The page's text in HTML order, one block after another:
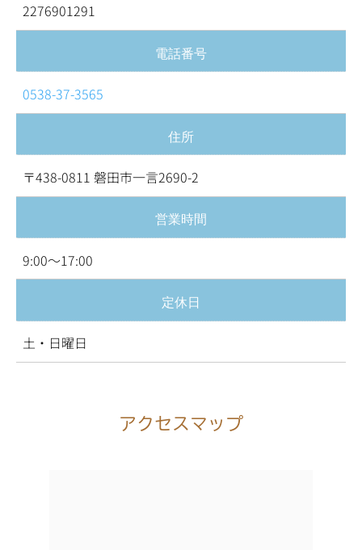
2276901291
電話番号
0538-37-3565
住所
〒438-0811 磐田市一言2690-2
営業時間
9:00～17:00
定休日
土・日曜日
アクセスマップ